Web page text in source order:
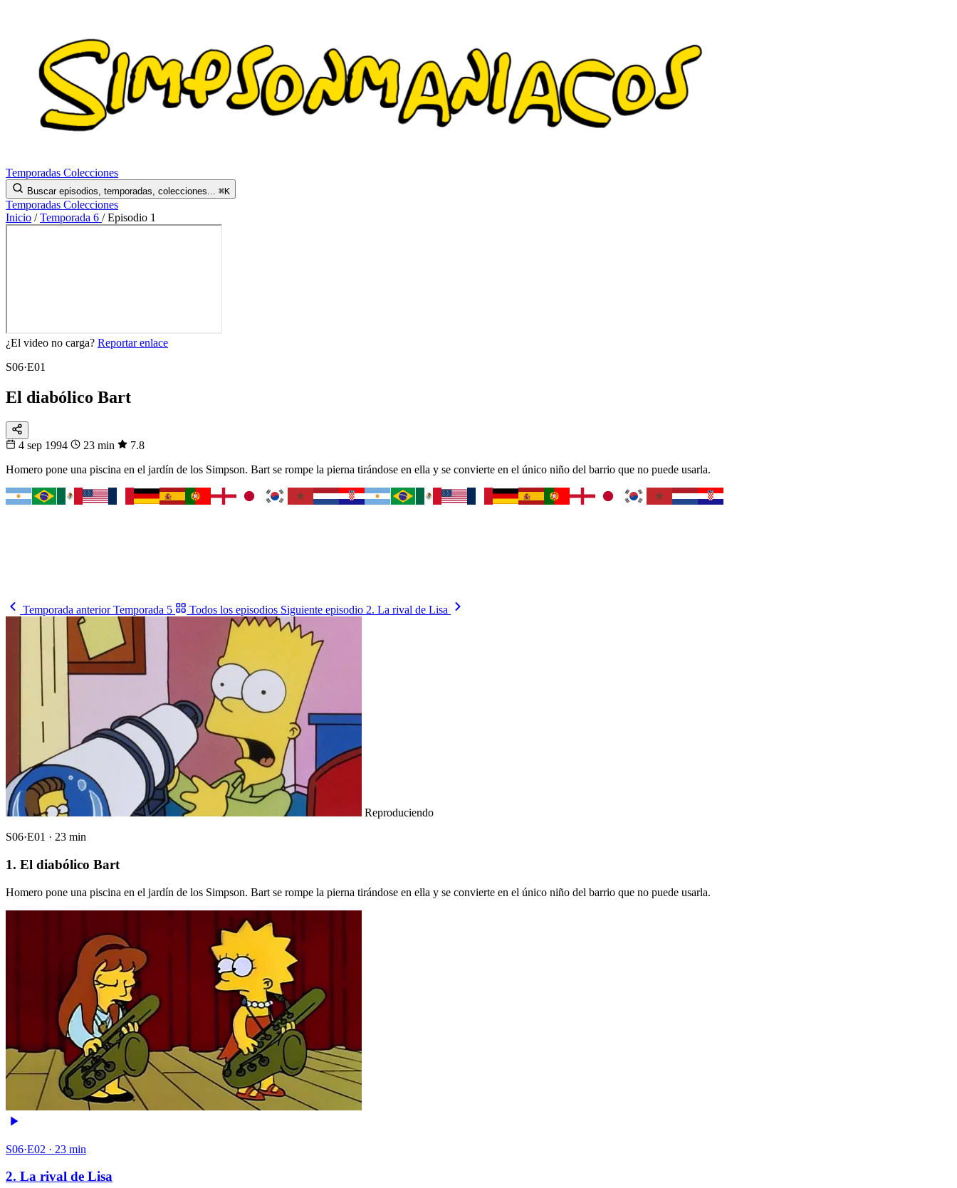
Temporadas Colecciones
Buscar episodios, temporadas, colecciones... ⌘K
Temporadas Colecciones
Inicio / Temporada 6 / Episodio 1
¿El video no carga? Reportar enlace
S06·E01
El diabólico Bart
4 sep 1994 23 min
7.8
Homero pone una piscina en el jardín de los Simpson. Bart se rompe la pierna tirándose en ella y se convierte en el único niño del barrio que no puede usarla.
Temporada anteriorTemporada 5 Todos los episodios Siguiente episodio 2. La rival de Lisa
Reproduciendo
S06·E01 · 23 min
1. El diabólico Bart
Homero pone una piscina en el jardín de los Simpson. Bart se rompe la pierna tirándose en ella y se convierte en el único niño del barrio que no puede usarla.
S06·E02 · 23 min
2. La rival de Lisa